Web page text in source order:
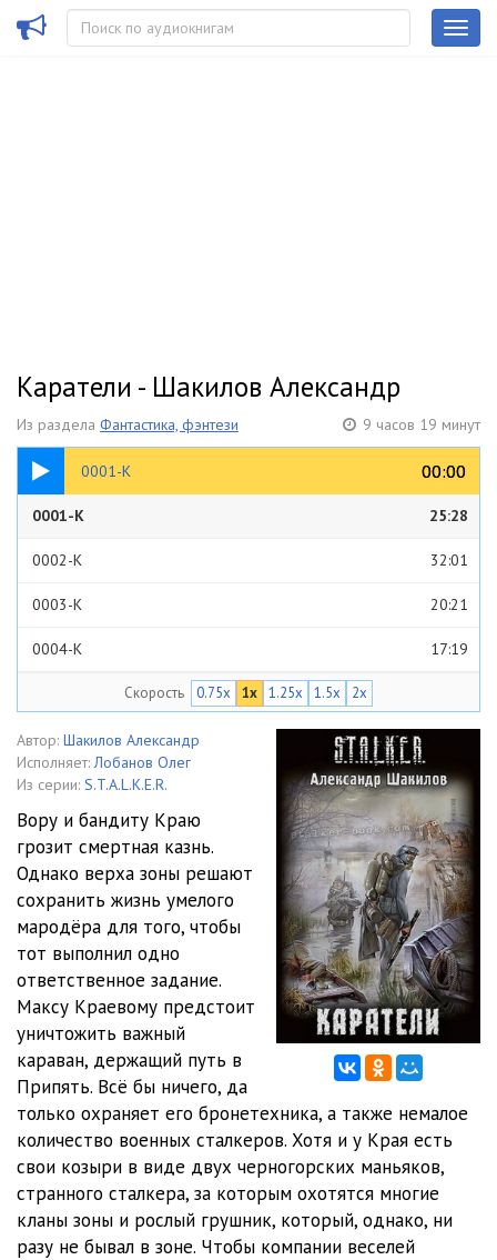
Каратели - Шакилов Александр
Из раздела Фантастика, фэнтези 9 часов 19 минут
0001-К 00:00
00:00
25:28
0001-К 25:28
0002-К 32:01
0003-К 20:21
0004-К 17:19
0006-К
0007-К 21:48
0008-К 23:31
0009-К 22:55
0010-К 22:20
0011-К 12:25
0012-К 05:04
19:22
0014-К
0015-К 12:22
13:13
0017-К 34:41
Скорость 0.75x 1x 1.25x 1.5x 2x
Автор: Шакилов Александр
Исполняет: Лобанов Олег
Из серии: S.T.A.L.K.E.R.
Вору и бандиту Краю
грозит смертная казнь.
Однако верха зоны решают
сохранить жизнь умелого
мародёра для того, чтобы
тот выполнил одно
ответственное задание.
Максу Краевому предстоит
уничтожить важный
караван, держащий путь в
Припять. Всё бы ничего, да
только охраняет его бронетехника, а также немалое
количество военных сталкеров. Хотя и у Края есть
свои козыри в виде двух черногорских маньяков,
странного сталкера, за которым охотятся многие
кланы зоны и рослый грушник, который, однако, ни
разу не бывал в зоне. Чтобы компании веселей